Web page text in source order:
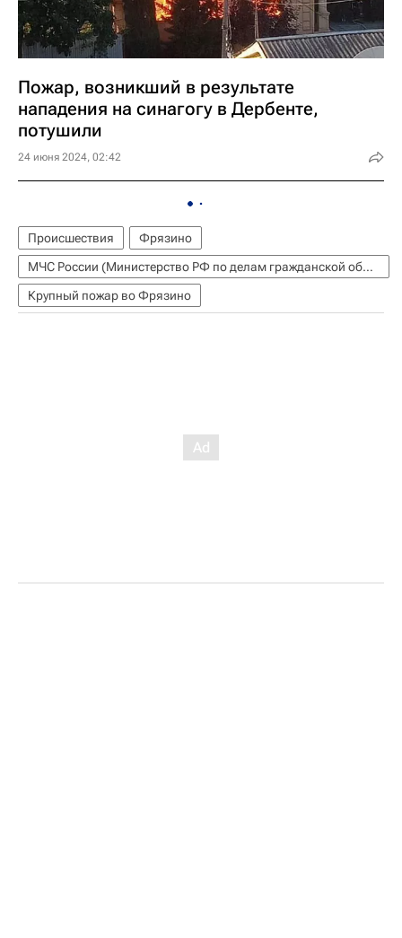
Пожар, возникший в результате
нападения на синагогу в Дербенте,
потушили
24 июня 2024, 02:42
Происшествия
Фрязино
МЧС России (Министерство РФ по делам гражданской обороны, чрезвычайным ситуациям и ликвидации последствий стихийных бедствий)
Крупный пожар во Фрязино